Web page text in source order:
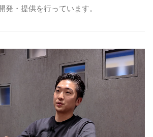
発・提供を行っています。